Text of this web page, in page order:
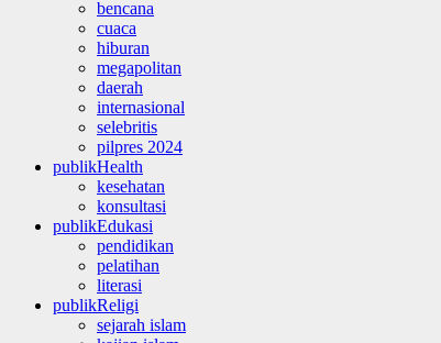
bencana
cuaca
hiburan
megapolitan
daerah
internasional
selebritis
pilpres 2024
publikHealth
kesehatan
konsultasi
publikEdukasi
pendidikan
pelatihan
literasi
publikReligi
sejarah islam